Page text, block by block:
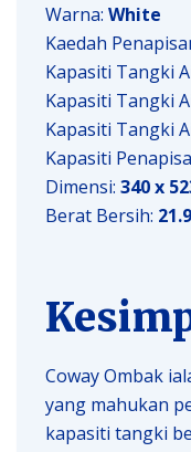
Warna: White
Kaedah
Kapasiti Tangki
Kapasiti Tangki
Kapasiti Tangki
Kapasiti
Dimensi: 340 x
Berat Bersih:
Coway Ombak
yang mahukan
kapasiti tangki